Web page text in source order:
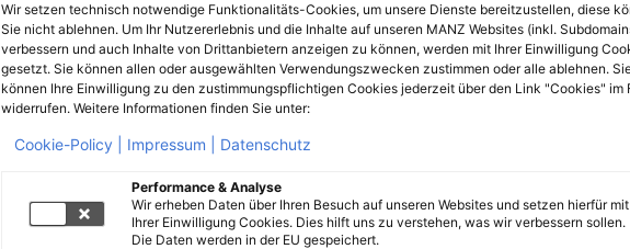
Wir setzen technisch notwendige Funktionalitäts-Cookies, um unsere Dienste bereitzustellen, diese
Sie nicht ablehnen. Um Ihr Nutzererlebnis und die Inhalte auf unseren MANZ Websites (inkl.
verbessern und auch Inhalte von Drittanbietern anzeigen zu können, werden mit Ihrer Einwilligung
gesetzt. Sie können allen oder ausgewählten Verwendungszwecken zustimmen oder alle ablehnen.
können Ihre Einwilligung zu den zustimmungspflichtigen Cookies jederzeit über den Link "Cookies" im
widerrufen. Weitere Informationen finden Sie unter:
Cookie-Policy | Impressum | Datenschutz
Performance & Analyse
Wir erheben Daten über Ihren Besuch auf unseren Websites und setzen hierfür mit
Ihrer Einwilligung Cookies. Dies hilft uns zu verstehen, was wir verbessern sollen.
Die Daten werden in der EU gespeichert.